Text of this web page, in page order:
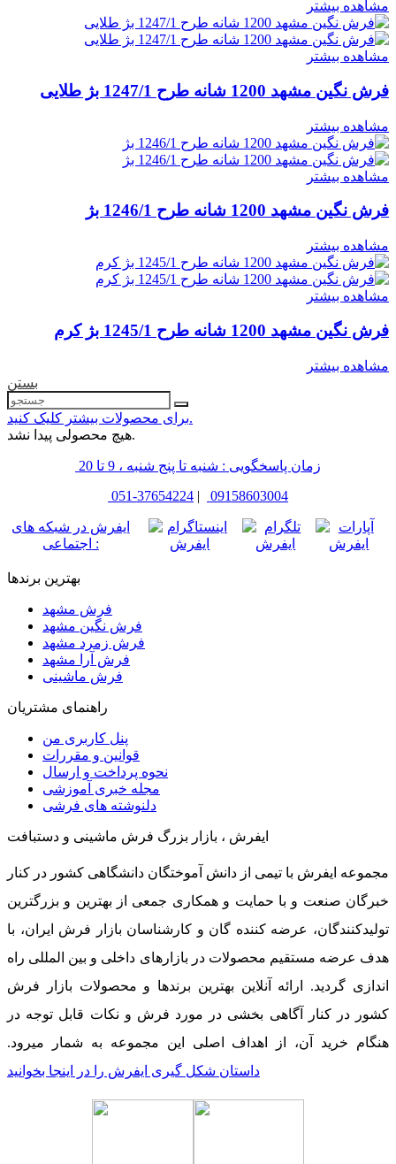
مشاهده بیشتر
مشاهده بیشتر
فرش نگین مشهد 1200 شانه طرح 1247/1 بژ طلایی
مشاهده بیشتر
مشاهده بیشتر
فرش نگین مشهد 1200 شانه طرح 1246/1 بژ
مشاهده بیشتر
مشاهده بیشتر
فرش نگین مشهد 1200 شانه طرح 1245/1 بژ کرم
مشاهده بیشتر
بستن
برای محصولات بیشتر کلیک کنید.
هیچ محصولی پیدا نشد.
زمان پاسخگویی : شنبه تا پنج شنبه ، 9 تا 20
051-37654224 | 09158603004
ایفرش در شبکه های
اجتماعی :
بهترین برندها
فرش مشهد
فرش نگین مشهد
فرش زمرد مشهد
فرش آرا مشهد
فرش ماشینی
راهنمای مشتریان
پنل کاربری من
قوانین و مقررات
نحوه پرداخت و ارسال
مجله خبری آموزشی
دلنوشته های فرشی
ایفرش ، بازار بزرگ فرش ماشینی و دستبافت
مجموعه ایفرش با تیمی از دانش آموختگان دانشگاهی کشور در کنار
خبرگان صنعت و با حمایت و همکاری جمعی از بهترین و بزرگترین
تولیدکنندگان، عرضه کننده گان و کارشناسان بازار فرش ایران، با
هدف عرضه مستقیم محصولات در بازارهای داخلی و بین المللی راه
اندازی گردید. ارائه آنلاین بهترین برندها و محصولات بازار فرش
کشور در کنار آگاهی بخشی در مورد فرش و نکات قابل توجه در
هنگام خرید آن، از اهداف اصلی این مجموعه به شمار میرود.
داستان شکل گیری ایفرش را در اینجا بخوانید